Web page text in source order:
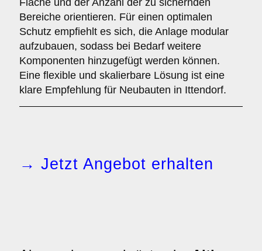
Fläche und der Anzahl der zu sichernden
Bereiche orientieren. Für einen optimalen
Schutz empfiehlt es sich, die Anlage modular
aufzubauen, sodass bei Bedarf weitere
Komponenten hinzugefügt werden können.
Eine flexible und skalierbare Lösung ist eine
klare Empfehlung für Neubauten in Ittendorf.
→ Jetzt Angebot erhalten